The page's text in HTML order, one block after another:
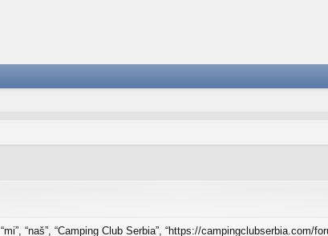
“naš”, “Camping Club Serbia”, “https://